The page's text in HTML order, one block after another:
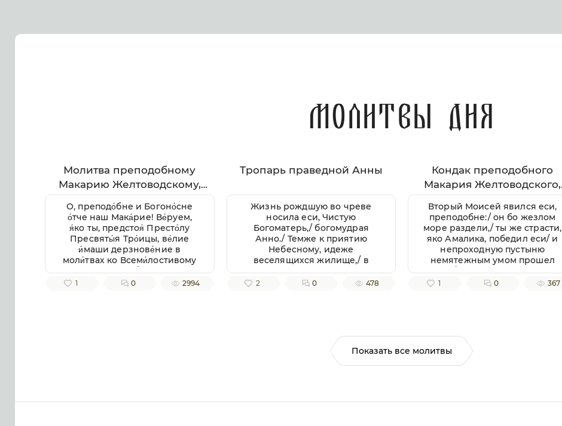
Молитвы дня
Молитва преподобному
Макарию Желтоводскому,
Унженскому
О, преподо́бне и Богоно́сне
о́тче наш Мака́рие! Ве́руем,
я́ко ты, предстоя́ Престо́лу
Пресвяты́я Тро́ицы, ве́лие
и́маши дерзнове́ние в
моли́твах ко Всеми́лостивому
Го́споду Бо́гу, И́же всегда́
послу́шает тебе́, ве́рнаго раба́
па́дших, да пода́ст
1 0 2994
Тропарь праведной Анны
Жизнь рождшую во чреве
носила еси, Чистую
Богоматерь,/ богомудрая
Анно./ Темже к приятию
Небесному, идеже
веселящихся жилище,/ в
славе радующися, ныне
преставилася еси,/ чтущим тя
2 0 478
Кондак преподобного
Макария Желтоводского,
Унженского
Вторый Моисей явился еси,
преподобне:/ он бо жезлом
море раздели,/ ты же страсти,
яко Амалика, победил еси/ и
непроходную пустыню
немятежным умом прошел
еси,/ в нейже молитвами
твоими велие чудо сотворил
утешение,/ Макарие, отче
приснопамятне,/ иже
Галичестей стране и всей
Российстей земли/ похвала и
1 0 367
Показать все молитвы